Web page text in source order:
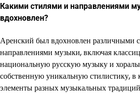
Какими стилями и направлениями
вдохновлен?
Аренский был вдохновлен различными
направлениями музыки, включая
национальную русскую музыку и
собственную уникальную стилистику, в
элементы разных музыкальных